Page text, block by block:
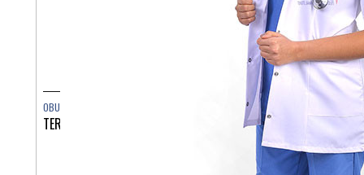
OBUTEV
TERLIK SABO MASSAGE ROŽICE ST520